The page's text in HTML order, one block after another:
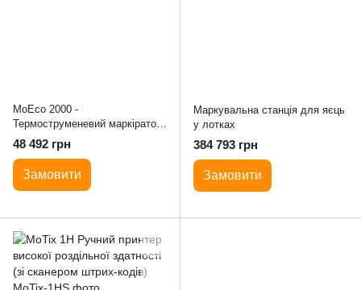
MoEco 2000 -
Термоструменевий маркіратор
одна друкуюча головка
48 492 грн
Замовити
Маркувальна станція для яєць
у лотках
384 793 грн
Замовити